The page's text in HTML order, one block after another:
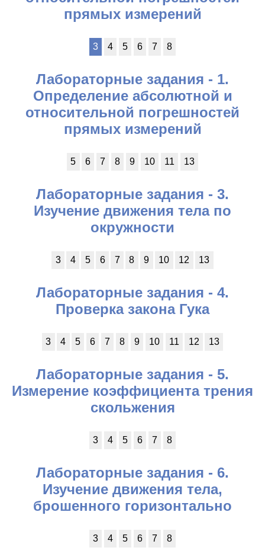
прямых измерений
3 4 5 6 7 8
Лабораторные задания - 1.
Определение абсолютной и
относительной погрешностей
прямых измерений
5 6 7 8 9 10 11 13
Лабораторные задания - 3.
Изучение движения тела по
окружности
3 4 5 6 7 8 9 10 12 13
Лабораторные задания - 4.
Проверка закона Гука
3 4 5 6 7 8 9 10 11 12 13
Лабораторные задания - 5.
Измерение коэффициента трения
скольжения
3 4 5 6 7 8
Лабораторные задания - 6.
Изучение движения тела,
брошенного горизонтально
3 4 5 6 7 8